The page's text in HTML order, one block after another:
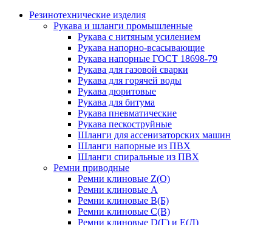
Резинотехнические изделия
Рукава и шланги промышленные
Рукава с нитяным усилением
Рукава напорно-всасывающие
Рукава напорные ГОСТ 18698-79
Рукава для газовой сварки
Рукава для горячей воды
Рукава дюритовые
Рукава для битума
Рукава пневматические
Рукава пескоструйные
Шланги для ассенизаторских машин
Шланги напорные из ПВХ
Шланги спиральные из ПВХ
Ремни приводные
Ремни клиновые Z(О)
Ремни клиновые А
Ремни клиновые В(Б)
Ремни клиновые С(В)
Ремни клиновые D(Г) и Е(Д)